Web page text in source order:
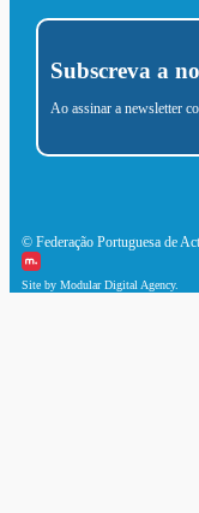
Subscreva a
Ao assinar a newsletter
© Federação Portuguesa de
Site by Modular Digital Agency.